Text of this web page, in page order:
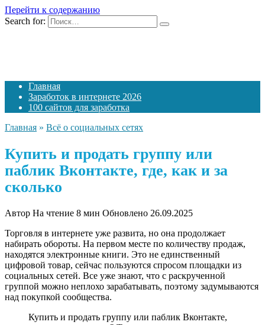
Перейти к содержанию
Search for:
Главная
Заработок в интернете 2026
100 сайтов для заработка
Главная » Всё о социальных сетях
Купить и продать группу или
паблик Вконтакте, где, как и за
сколько
Автор На чтение 8 мин Обновлено 26.09.2025
Торговля в интернете уже развита, но она продолжает
набирать обороты. На первом месте по количеству продаж,
находятся электронные книги. Это не единственный
цифровой товар, сейчас пользуются спросом площадки из
социальных сетей. Все уже знают, что с раскрученной
группой можно неплохо зарабатывать, поэтому задумываются
над покупкой сообщества.
Купить и продать группу или паблик Вконтакте,